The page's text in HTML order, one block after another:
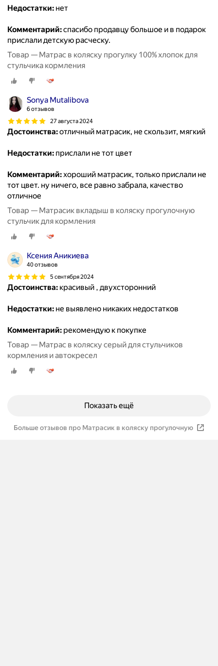
Недостатки: нет
Комментарий:спасибо продавцу большое и в подарок
прислали детскую расческу.
Товар — Матрас в коляску прогулку 100% хлопок для
стульчика кормления
Sonya Mutalibova
6 отзывов
27 августа 2024
Достоинства:отличный матрасик, не скользит, мягкий
Недостатки: прислали не тот цвет
Комментарий:хороший матрасик, только прислали не
тот цвет. ну ничего, все равно забрала, качество
отличное
Товар — Матрасик вкладыш в коляску прогулочную
стульчик для кормления
Ксения Аникиева
40 отзывов
5 сентября 2024
Достоинства: красивый , двухсторонний
Недостатки: не выявлено никаких недостатков
Комментарий: рекомендую к покупке
Товар — Матрас в коляску серый для стульчиков
кормления и автокресел
Показать ещё
Больше отзывов про Матрасик в коляску прогулочную